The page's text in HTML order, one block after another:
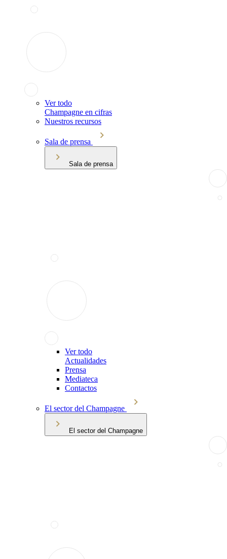
Ver todo
Champagne en cifras
Nuestros recursos
Sala de prensa
Sala de prensa
Ver todo
Actualidades
Prensa
Mediateca
Contactos
El sector del Champagne
El sector del Champagne